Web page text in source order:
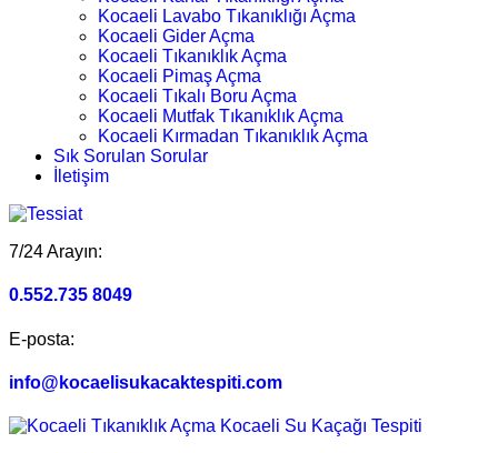
Kocaeli Lavabo Tıkanıklığı Açma
Kocaeli Gider Açma
Kocaeli Tıkanıklık Açma
Kocaeli Pimaş Açma
Kocaeli Tıkalı Boru Açma
Kocaeli Mutfak Tıkanıklık Açma
Kocaeli Kırmadan Tıkanıklık Açma
Sık Sorulan Sorular
İletişim
7/24 Arayın:
0.552.735 8049
E-posta:
info@kocaelisukacaktespiti.com